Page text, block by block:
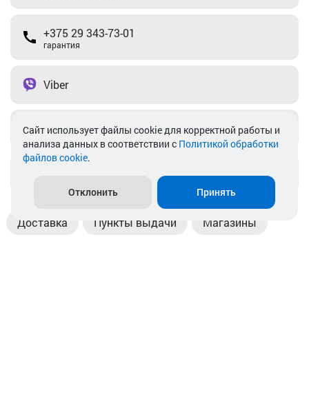
+375 29 343-73-01
гарантия
Viber
Telegram
Доставка Пункты выдачи Магазины
Cайт использует файлы cookie для корректной работы и
анализа данных в соответствии с Политикой обработки
файлов cookie.
Отклонить Принять